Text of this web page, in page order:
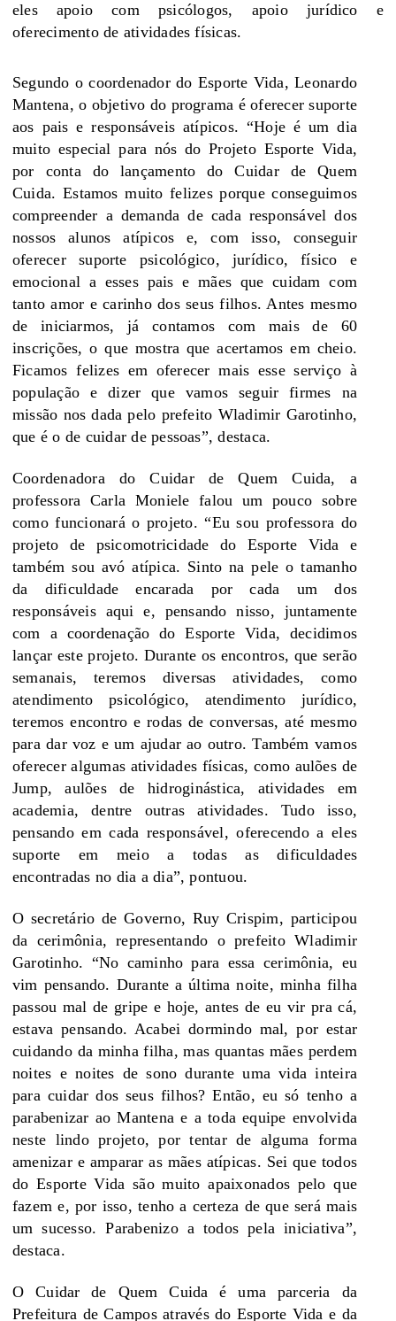
eles apoio com psicólogos, apoio jurídico e
oferecimento de atividades físicas.
Segundo o coordenador do Esporte Vida, Leonardo
Mantena, o objetivo do programa é oferecer suporte
aos pais e responsáveis atípicos. “Hoje é um dia
muito especial para nós do Projeto Esporte Vida,
por conta do lançamento do Cuidar de Quem
Cuida. Estamos muito felizes porque conseguimos
compreender a demanda de cada responsável dos
nossos alunos atípicos e, com isso, conseguir
oferecer suporte psicológico, jurídico, físico e
emocional a esses pais e mães que cuidam com
tanto amor e carinho dos seus filhos. Antes mesmo
de iniciarmos, já contamos com mais de 60
inscrições, o que mostra que acertamos em cheio.
Ficamos felizes em oferecer mais esse serviço à
população e dizer que vamos seguir firmes na
missão nos dada pelo prefeito Wladimir Garotinho,
que é o de cuidar de pessoas”, destaca.
Coordenadora do Cuidar de Quem Cuida, a
professora Carla Moniele falou um pouco sobre
como funcionará o projeto. “Eu sou professora do
projeto de psicomotricidade do Esporte Vida e
também sou avó atípica. Sinto na pele o tamanho
da dificuldade encarada por cada um dos
responsáveis aqui e, pensando nisso, juntamente
com a coordenação do Esporte Vida, decidimos
lançar este projeto. Durante os encontros, que serão
semanais, teremos diversas atividades, como
atendimento psicológico, atendimento jurídico,
teremos encontro e rodas de conversas, até mesmo
para dar voz e um ajudar ao outro. Também vamos
oferecer algumas atividades físicas, como aulões de
Jump, aulões de hidroginástica, atividades em
academia, dentre outras atividades. Tudo isso,
pensando em cada responsável, oferecendo a eles
suporte em meio a todas as dificuldades
encontradas no dia a dia”, pontuou.
O secretário de Governo, Ruy Crispim, participou
da cerimônia, representando o prefeito Wladimir
Garotinho. “No caminho para essa cerimônia, eu
vim pensando. Durante a última noite, minha filha
passou mal de gripe e hoje, antes de eu vir pra cá,
estava pensando. Acabei dormindo mal, por estar
cuidando da minha filha, mas quantas mães perdem
noites e noites de sono durante uma vida inteira
para cuidar dos seus filhos? Então, eu só tenho a
parabenizar ao Mantena e a toda equipe envolvida
neste lindo projeto, por tentar de alguma forma
amenizar e amparar as mães atípicas. Sei que todos
do Esporte Vida são muito apaixonados pelo que
fazem e, por isso, tenho a certeza de que será mais
um sucesso. Parabenizo a todos pela iniciativa”,
destaca.
O Cuidar de Quem Cuida é uma parceria da
Prefeitura de Campos através do Esporte Vida e da